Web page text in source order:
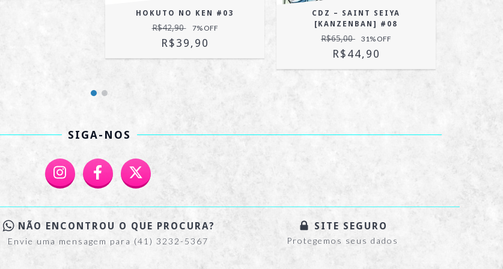
HOKUTO NO KEN #03
R$42,90 7% OFF
R$39,90
CDZ – SAINT SEIYA
[KANZENBAN] #08
R$65,00 31% OFF
R$44,90
SIGA-NOS
NÃO ENCONTROU O QUE PROCURA?
Envie uma mensagem para (41) 3232-5367
SITE SEGURO
Protegemos seus dados